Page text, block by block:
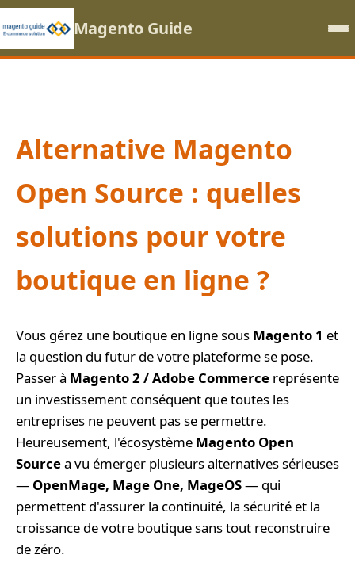
Magento Guide
Alternative Magento
Open Source : quelles
solutions pour votre
boutique en ligne ?
Vous gérez une boutique en ligne sous Magento 1 et
la question du futur de votre plateforme se pose.
Passer à Magento 2 / Adobe Commerce représente
un investissement conséquent que toutes les
entreprises ne peuvent pas se permettre.
Heureusement, l'écosystème Magento Open
Sourcea vu émerger plusieurs alternatives sérieuses
— OpenMage, Mage One, MageOS— qui
permettent d'assurer la continuité, la sécurité et la
croissance de votre boutique sans tout reconstruire
de zéro.